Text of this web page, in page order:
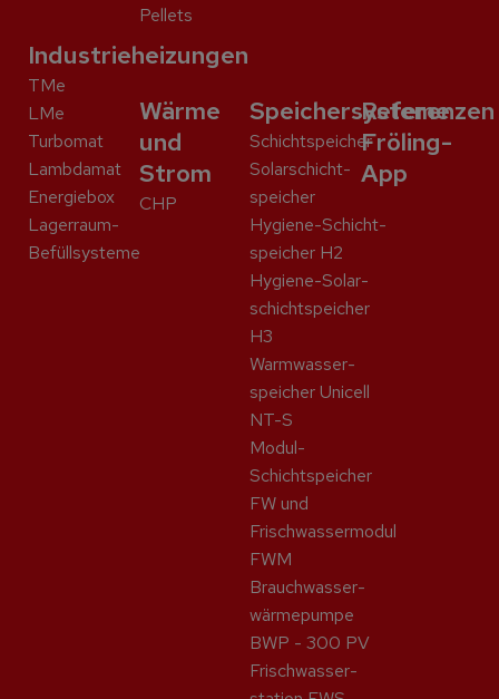
Pellets
Industrieheizungen
TMe
LMe
Turbomat
Lambdamat
Energiebox
Lagerraum-
Befüllsysteme
Wärme
und
Strom
CHP
Speichersysteme
Schicht­speicher
Solar­schicht­
speicher
Hygiene-Schicht­
speicher H2
Hygiene-Solar­
schicht­speicher
H3
Warmwasser­
speicher Unicell
NT-S
Modul-
Schichtspeicher
FW und
Frischwassermodul
FWM
Brauchwasser­
wärme­pumpe
BWP - 300 PV
Frisch­wasser­
Referenzen
Fröling-
App